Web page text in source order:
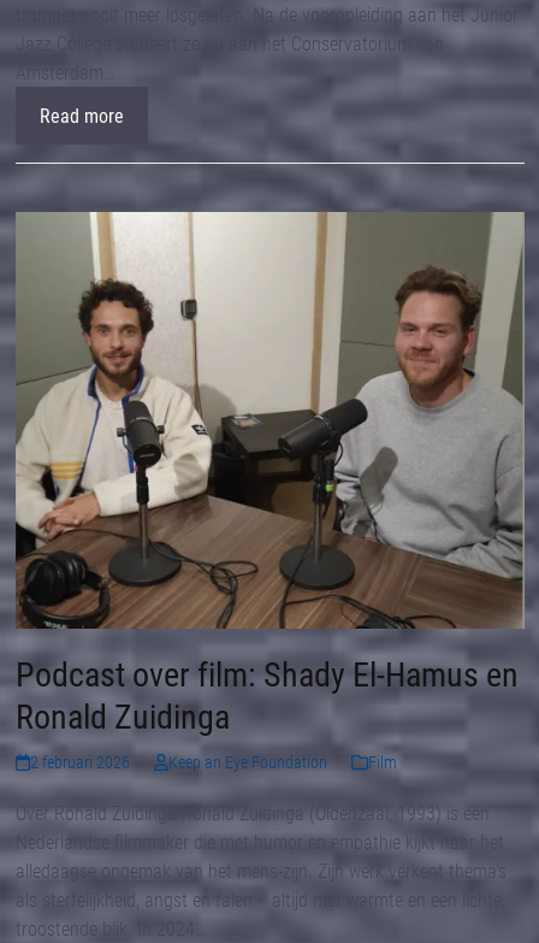
trompet nooit meer losgelaten. Na de vooropleiding aan het Junior
Jazz College studeert ze nu aan het Conservatorium van
Amsterdam…
Read more
Podcast over film: Shady El-Hamus en
Ronald Zuidinga
2 februari 2026 Keep an Eye Foundation Film
Over Ronald Zuidinga Ronald Zuidinga (Oldenzaal, 1993) is een
Nederlandse filmmaker die met humor en empathie kijkt naar het
alledaagse ongemak van het mens-zijn. Zijn werk verkent thema’s
als sterfelijkheid, angst en falen - altijd met warmte en een lichte,
troostende blik. In 2024…